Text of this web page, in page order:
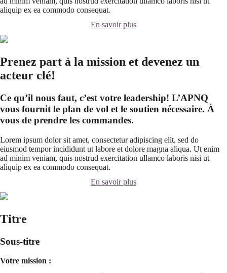
aliquip ex ea commodo consequat.
En savoir plus
Prenez part à la mission et devenez un
acteur clé!
Ce qu’il nous faut, c’est votre leadership! L’APNQ
vous fournit le plan de vol et le soutien nécessaire. À
vous de prendre les commandes.
Lorem ipsum dolor sit amet, consectetur adipiscing elit, sed do
eiusmod tempor incididunt ut labore et dolore magna aliqua. Ut enim
ad minim veniam, quis nostrud exercitation ullamco laboris nisi ut
aliquip ex ea commodo consequat.
En savoir plus
Titre
Sous-titre
Votre mission :